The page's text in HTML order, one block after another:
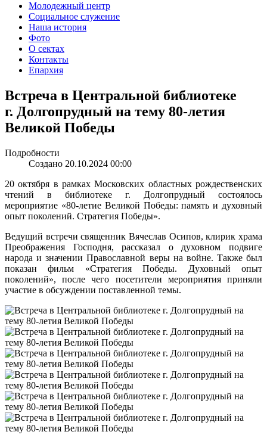
Молодежный центр
Социальное служение
Наша история
Фото
О сектах
Контакты
Епархия
Встреча в Центральной библиотеке
г. Долгопрудный на тему 80-летия
Великой Победы
Подробности
Создано 20.10.2024 00:00
20 октября в рамках Московских областных рождественских
чтений в библиотеке г. Долгопрудный состоялось
мероприятие «80-летие Великой Победы: память и духовный
опыт поколений. Стратегия Победы».
Ведущий встречи священник Вячеслав Осипов, клирик храма
Преображения Господня, рассказал о духовном подвиге
народа и значении Православной веры на войне. Также был
показан фильм «Стратегия Победы. Духовный опыт
поколений», после чего посетители мероприятия приняли
участие в обсуждении поставленной темы.